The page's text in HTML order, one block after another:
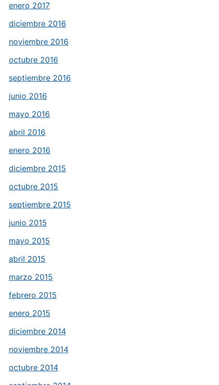
enero 2017
diciembre 2016
noviembre 2016
octubre 2016
septiembre 2016
junio 2016
mayo 2016
abril 2016
enero 2016
diciembre 2015
octubre 2015
septiembre 2015
junio 2015
mayo 2015
abril 2015
marzo 2015
febrero 2015
enero 2015
diciembre 2014
noviembre 2014
octubre 2014